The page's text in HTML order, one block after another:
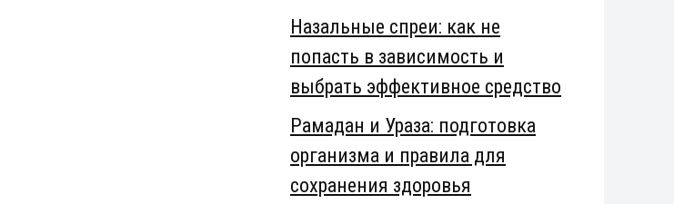
Назальные спреи: как не
попасть в зависимость и
выбрать эффективное средство
Рамадан и Ураза: подготовка
организма и правила для
сохранения здоровья